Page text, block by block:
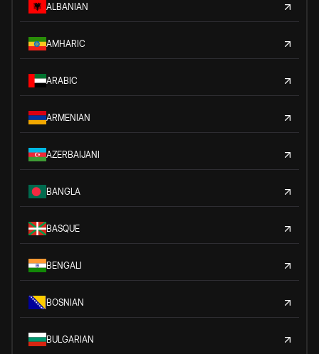
ALBANIAN
AMHARIC
ARABIC
ARMENIAN
AZERBAIJANI
BANGLA
BASQUE
BENGALI
BOSNIAN
BULGARIAN